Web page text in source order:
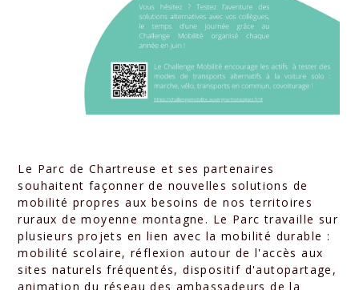
Le Parc de Chartreuse et ses partenaires
souhaitent façonner de nouvelles solutions de
mobilité propres aux besoins de nos territoires
ruraux de moyenne montagne. Le Parc travaille sur
plusieurs projets en lien avec la mobilité durable :
mobilité scolaire, réflexion autour de l'accès aux
sites naturels fréquentés, dispositif d'autopartage,
animation du réseau des ambassadeurs de la